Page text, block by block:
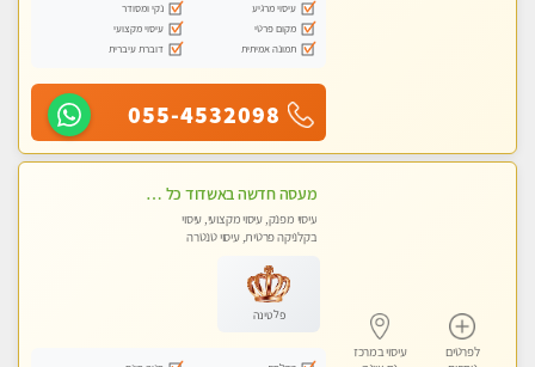
עיסוי מרגיע
נקי ומסודר
מקום פרטי
עיסוי מקצועי
תמונה אמיתית
דוברת עיברית
055-4532098
לפרטים
עיסוי במרכז
מעסה חדשה באשדוד כל סוגי העיסויים מעסה מקצועית ואיכותית פרטי!!!מומלץ לחלוטין!!
עיסוי מפנק, עיסוי מקצועי, עיסוי
בקלניקה פרטית, עיסוי טנטרה
פלטינה